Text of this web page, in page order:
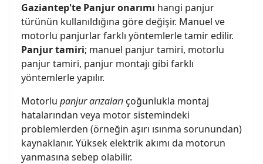
Gaziantep'te Panjur onarımı hangi panjur
türünün kullanıldığına göre değişir. Manuel ve
motorlu panjurlar farklı yöntemlerle tamir edilir.
Panjur tamiri; manuel panjur tamiri, motorlu
panjur tamiri, panjur montajı gibi farklı
yöntemlerle yapılır.
Motorlu panjur arızaları çoğunlukla montaj
hatalarından veya motor sistemindeki
problemlerden (örneğin aşırı ısınma sorunundan)
kaynaklanır. Yüksek elektrik akımı da motorun
yanmasına sebep olabilir.